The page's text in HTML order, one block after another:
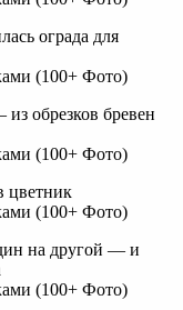
ограда для
обрезков бревен
цветник
на другой — и